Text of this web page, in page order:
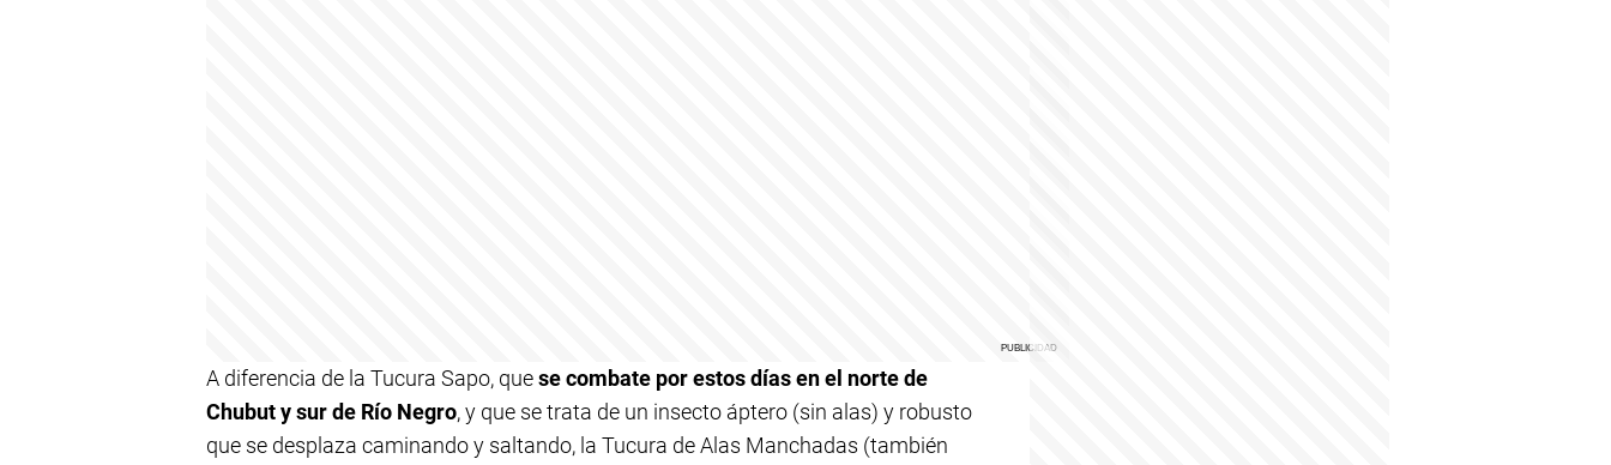
A diferencia de la Tucura Sapo, quese combate por estos días en el norte de
Chubut y sur de Río Negro, y que se trata de un insecto áptero (sin alas) y robusto
que se desplaza caminando y saltando, la Tucura de Alas Manchadas (también